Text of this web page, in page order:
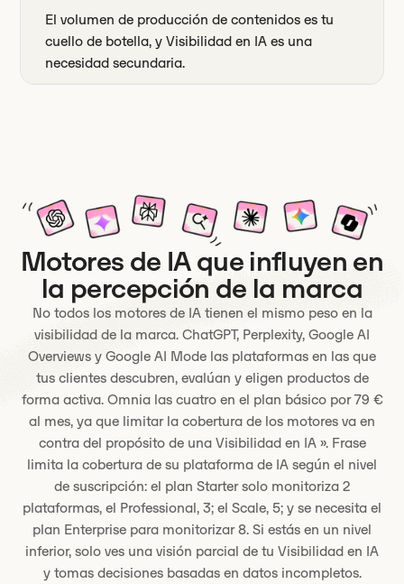
El volumen de producción de contenidos es tu
cuello de botella, y Visibilidad en IA es una
necesidad secundaria.
Motores de IA que influyen en
la percepción de la marca
No todos los motores de IA tienen el mismo peso en la
visibilidad de la marca. ChatGPT, Perplexity, Google AI
Overviews y Google AI Mode las plataformas en las que
tus clientes descubren, evalúan y eligen productos de
forma activa. Omnia las cuatro en el plan básico por 79 €
al mes, ya que limitar la cobertura de los motores va en
contra del propósito de una Visibilidad en IA ». Frase
limita la cobertura de su plataforma de IA según el nivel
de suscripción: el plan Starter solo monitoriza 2
plataformas, el Professional, 3; el Scale, 5; y se necesita el
plan Enterprise para monitorizar 8. Si estás en un nivel
inferior, solo ves una visión parcial de tu Visibilidad en IA
y tomas decisiones basadas en datos incompletos.